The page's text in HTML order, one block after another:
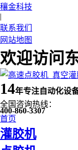
穰金科技
|
联系我们
网站地图
欢迎访问
14年专注自动化设
全国咨询热线：
400-860-3307
首页
灌胶机